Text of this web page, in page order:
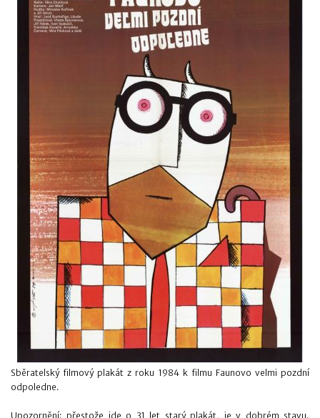
Sběratelský filmový plakát z roku 1984 k filmu Faunovo velmi pozdní
odpoledne.
Upozornění: přestože jde o 31 let starý plakát, je v dobrém stavu.